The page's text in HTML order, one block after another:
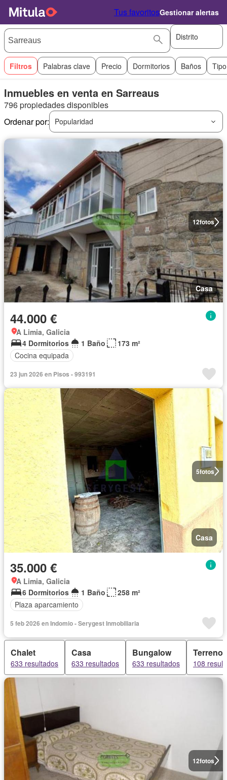
Tus favoritosGestionar alertas
Distrito
Filtros Palabras clave Precio Dormitorios Baños
Inmuebles en venta en Sarreaus
796 propiedades disponibles
Ordenar por:
Popularidad
12fotos
Casa
44.000 €
A Limia, Galicia
4 Dormitorios
1 Baño
173 m²
Cocina equipada
23 jun 2026 en Pisos - 993191
5fotos
Casa
35.000 €
A Limia, Galicia
6 Dormitorios
1 Baño
258 m²
Plaza aparcamiento
5 feb 2026 en Indomio - Serygest Inmobiliaria
Chalet
633 resultados
Casa
633 resultados
Bungalow
633 resultados
Terreno
108
12fotos